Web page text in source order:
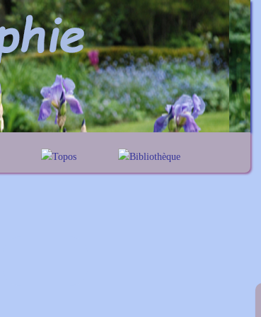
Topos
Les chênes
Bibliothèque
Lexique noms propres